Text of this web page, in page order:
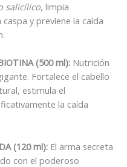
salicílico, limpia
y previene la caída
(500 ml): Nutrición
Fortalece el cabello
estimula el
la caída
(120 ml): El arma secreta
con el poderoso